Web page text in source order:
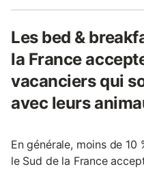
Les bed &
la France
vacanciers qui
avec leurs
En générale, moins de
le Sud de la France